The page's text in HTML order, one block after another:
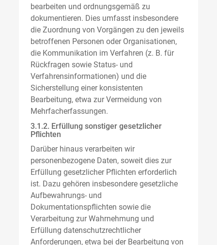
bearbeiten und ordnungsgemäß zu
dokumentieren. Dies umfasst insbesondere
die Zuordnung von Vorgängen zu den jeweils
betroffenen Personen oder Organisationen,
die Kommunikation im Verfahren (z. B. für
Rückfragen sowie Status- und
Verfahrensinformationen) und die
Sicherstellung einer konsistenten
Bearbeitung, etwa zur Vermeidung von
Mehrfacherfassungen.
3.1.2. Erfüllung sonstiger gesetzlicher
Pflichten
Darüber hinaus verarbeiten wir
personenbezogene Daten, soweit dies zur
Erfüllung gesetzlicher Pflichten erforderlich
ist. Dazu gehören insbesondere gesetzliche
Aufbewahrungs- und
Dokumentationspflichten sowie die
Verarbeitung zur Wahrnehmung und
Erfüllung datenschutzrechtlicher
Anforderungen, etwa bei der Bearbeitung von